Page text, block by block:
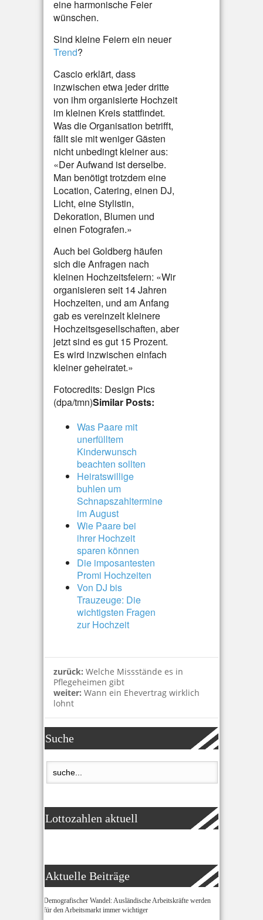
eine harmonische Feier
wünschen.
Sind kleine Feiern ein neuer
Trend?
Cascio erklärt, dass
inzwischen etwa jeder dritte
von ihm organisierte Hochzeit
im kleinen Kreis stattfindet.
Was die Organisation betrifft,
fällt sie mit weniger Gästen
nicht unbedingt kleiner aus:
«Der Aufwand ist derselbe.
Man benötigt trotzdem eine
Location, Catering, einen DJ,
Licht, eine Stylistin,
Dekoration, Blumen und
einen Fotografen.»
Auch bei Goldberg häufen
sich die Anfragen nach
kleinen Hochzeitsfeiern: «Wir
organisieren seit 14 Jahren
Hochzeiten, und am Anfang
gab es vereinzelt kleinere
Hochzeitsgesellschaften, aber
jetzt sind es gut 15 Prozent.
Es wird inzwischen einfach
kleiner geheiratet.»
Fotocredits: Design Pics
(dpa/tmn)Similar Posts:
Was Paare mit
unerfülltem
Kinderwunsch
beachten sollten
Heiratswillige
buhlen um
Schnapszahltermine
im August
Wie Paare bei
ihrer Hochzeit
sparen können
Die imposantesten
Promi Hochzeiten
Von DJ bis
Trauzeuge: Die
wichtigsten Fragen
zur Hochzeit
zurück: Welche Missstände es in
Pflegeheimen gibt
weiter: Wann ein Ehevertrag wirklich
lohnt
Suche
Lottozahlen aktuell
Aktuelle Beiträge
Demografischer Wandel: Ausländische Arbeitskräfte werden
für den Arbeitsmarkt immer wichtiger